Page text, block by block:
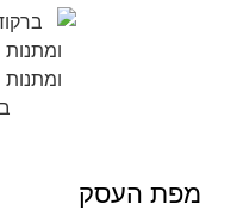
מפת העסק